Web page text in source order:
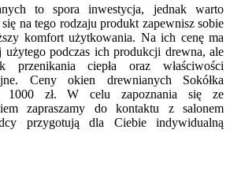
to spora inwestycja, jednak warto
na tego rodzaju produkt zapewnisz sobie
komfort użytkowania. Na ich cenę ma
podczas ich produkcji drewna, ale
przenikania ciepła oraz właściwości
Ceny okien drewnianych Sokółka
1000 zł. W celu zapoznania się ze
zapraszamy do kontaktu z salonem
przygotują dla Ciebie indywidualną